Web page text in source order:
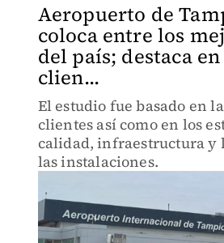
Aeropuerto de
coloca entre los
del país; destaca
clien...
El estudio fue basado en
clientes así como en los
calidad, infraestructura y
las instalaciones.